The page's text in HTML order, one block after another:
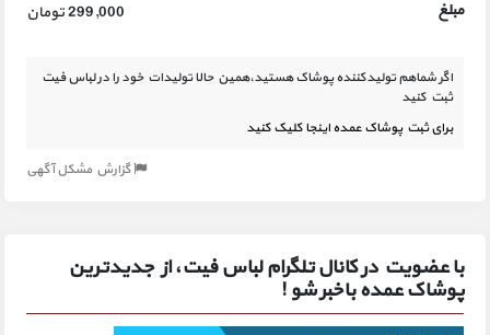
مبلغ 299,000 تومان
اگر شماهم تولیدکننده پوشاک هستید،همین حالا تولیدات خود را در لباس فیت
ثبت کنید
برای ثبت پوشاک عمده اینجا کلیک کنید
گزارش مشکل آگهی
با عضویت در کانال تلگرام لباس فیت، از جدیدترین
پوشاک عمده باخبر شو !